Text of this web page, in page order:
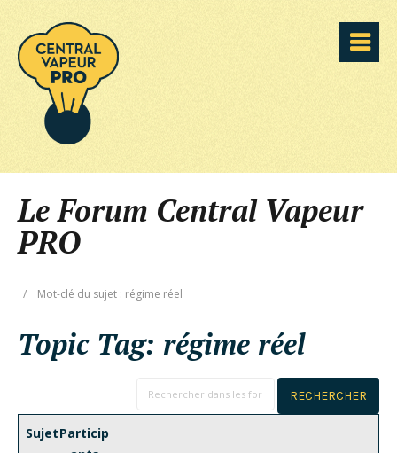
Le Forum Central Vapeur
PRO
/ Mot-clé du sujet : régime réel
Topic Tag: régime réel
SujetParticip